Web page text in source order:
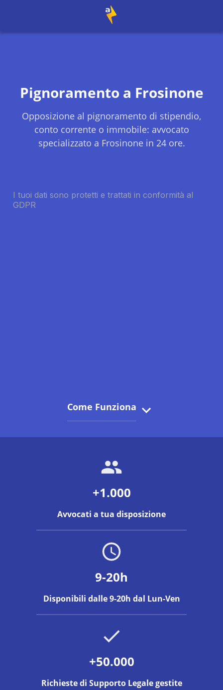
Pignoramento a Frosinone
Opposizione al pignoramento di stipendio,
conto corrente o immobile: avvocato
specializzato a Frosinonein 24 ore.
Come Funziona
+1.000
Avvocati a tua disposizione
9-20h
Disponibili dalle 9-20h dal Lun-Ven
+50.000
Richieste di Supporto Legale gestite